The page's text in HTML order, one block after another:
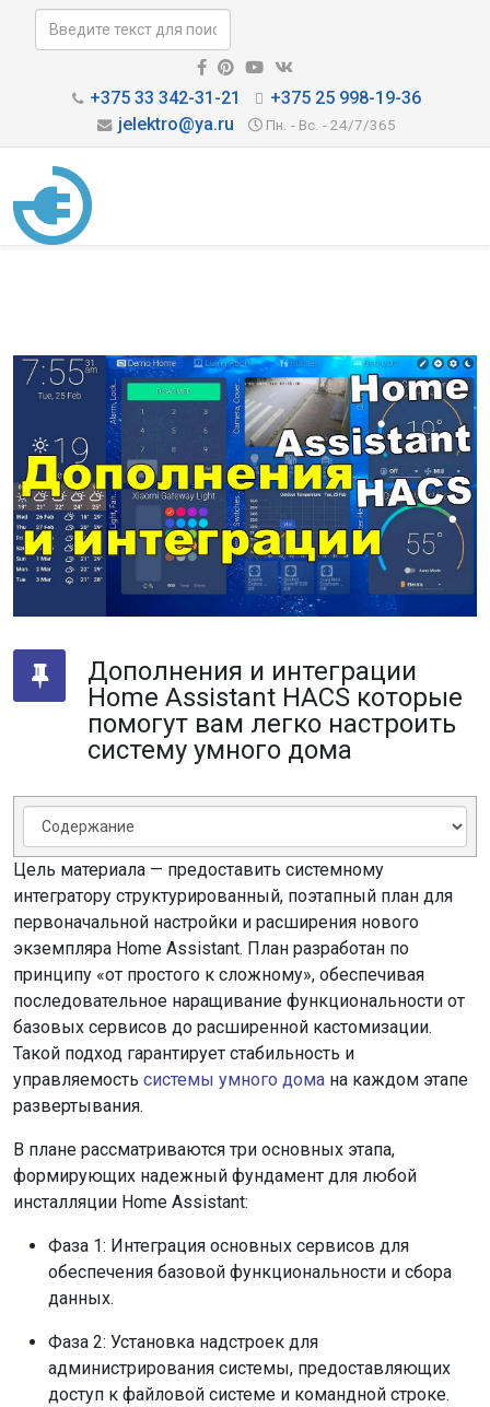
+375 33 342-31-21
+375 25 998-19-36
jelektro@ya.ru
Пн. - Вс. - 24/7/365
Дополнения и интеграции
Home Assistant HACS которые
помогут вам легко настроить
систему умного дома
Цель материала — предоставить системному
интегратору структурированный, поэтапный план для
первоначальной настройки и расширения нового
экземпляра Home Assistant. План разработан по
принципу «от простого к сложному», обеспечивая
последовательное наращивание функциональности от
базовых сервисов до расширенной кастомизации.
Такой подход гарантирует стабильность и
управляемость системы умного дома на каждом этапе
развертывания.
В плане рассматриваются три основных этапа,
формирующих надежный фундамент для любой
инсталляции Home Assistant:
Фаза 1: Интеграция основных сервисов для
обеспечения базовой функциональности и сбора
данных.
Фаза 2: Установка надстроек для
администрирования системы, предоставляющих
доступ к файловой системе и командной строке.